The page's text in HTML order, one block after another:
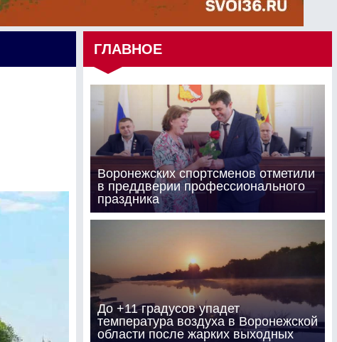
ГЛАВНОЕ
Воронежских спортсменов отметили
в преддверии профессионального
праздника
До +11 градусов упадет
температура воздуха в Воронежской
области после жарких выходных